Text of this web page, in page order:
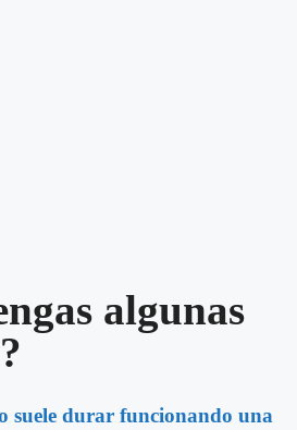
algunas
suele durar funcionando una